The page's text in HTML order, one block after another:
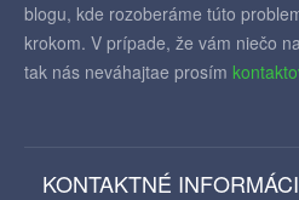
blogu, kde rozoberáme túto
krokom. V prípade, že vám niečo
tak nás neváhajtae prosím
KONTAKTNÉ